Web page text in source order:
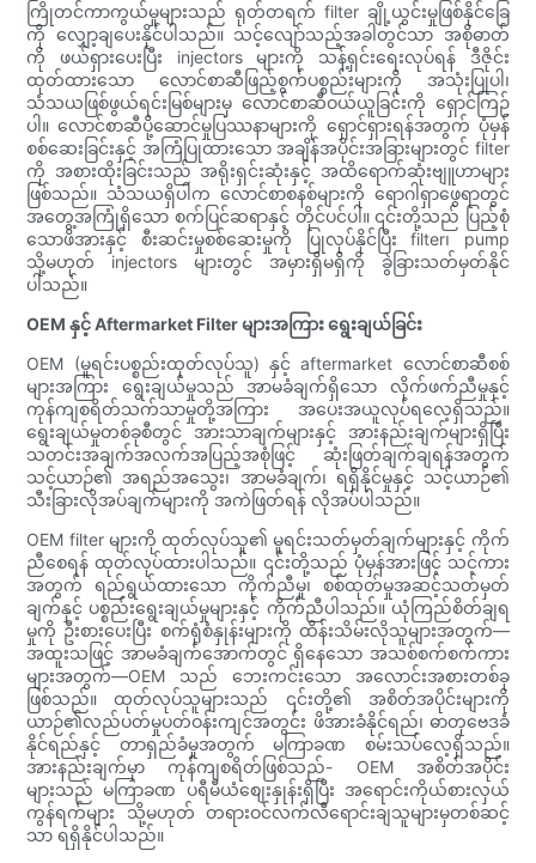
ကြိုတင်ကာကွယ်မှုများသည် ရုတ်တရက် filter ချို့ယွင်းမှုဖြစ်နိုင်ခြေ
ကို လျှော့ချပေးနိုင်ပါသည်။ သင့်လျော်သည့်အခါတွင်သာ အစိုဓာတ်
ကို ဖယ်ရှားပေးပြီး injectors များကို သန့်ရှင်းရေးလုပ်ရန် ဒီဇိုင်း
ထုတ်ထားသော လောင်စာဆီဖြည့်စွက်ပစ္စည်းများကို အသုံးပြုပါ၊
သံသယဖြစ်ဖွယ်ရင်းမြစ်များမှ လောင်စာဆီဝယ်ယူခြင်းကို ရှောင်ကြဉ်
ပါ။ လောင်စာဆီပို့ဆောင်မှုပြဿနာများကို ရှောင်ရှားရန်အတွက် ပုံမှန်
စစ်ဆေးခြင်းနှင့် အကြံပြုထားသော အချိန်အပိုင်းအခြားများတွင် filter
ကို အစားထိုးခြင်းသည် အရိုးရှင်းဆုံးနှင့် အထိရောက်ဆုံးဗျူဟာများ
ဖြစ်သည်။ သံသယရှိပါက လောင်စာစနစ်များကို ရောဂါရှာဖွေရာတွင်
အတွေ့အကြုံရှိသော စက်ပြင်ဆရာနှင့် တိုင်ပင်ပါ။ ၎င်းတို့သည် ပြည့်စုံ
သောဖိအားနှင့် စီးဆင်းမှုစစ်ဆေးမှုကို ပြုလုပ်နိုင်ပြီး filter၊ pump
သို့မဟုတ် injectors များတွင် အမှားရှိမရှိကို ခွဲခြားသတ်မှတ်နိုင်
ပါသည်။
OEM နှင့် Aftermarket Filter များအကြား ရွေးချယ်ခြင်း
OEM (မူရင်းပစ္စည်းထုတ်လုပ်သူ) နှင့် aftermarket လောင်စာဆီစစ်
များအကြား ရွေးချယ်မှုသည် အာမခံချက်ရှိသော လိုက်ဖက်ညီမှုနှင့်
ကုန်ကျစရိတ်သက်သာမှုတို့အကြား အပေးအယူလုပ်ရလေ့ရှိသည်။
ရွေးချယ်မှုတစ်ခုစီတွင် အားသာချက်များနှင့် အားနည်းချက်များရှိပြီး
သတင်းအချက်အလက်အပြည့်အစုံဖြင့် ဆုံးဖြတ်ချက်ချရန်အတွက်
သင့်ယာဉ်၏ အရည်အသွေး၊ အာမခံချက်၊ ရရှိနိုင်မှုနှင့် သင့်ယာဉ်၏
သီးခြားလိုအပ်ချက်များကို အကဲဖြတ်ရန် လိုအပ်ပါသည်။
OEM filter များကို ထုတ်လုပ်သူ၏ မူရင်းသတ်မှတ်ချက်များနှင့် ကိုက်
ညီစေရန် ထုတ်လုပ်ထားပါသည်။ ၎င်းတို့သည် ပုံမှန်အားဖြင့် သင့်ကား
အတွက် ရည်ရွယ်ထားသော ကိုက်ညီမှု၊ စစ်ထုတ်မှုအဆင့်သတ်မှတ်
ချက်နှင့် ပစ္စည်းရွေးချယ်မှုများနှင့် ကိုက်ညီပါသည်။ ယုံကြည်စိတ်ချရ
မှုကို ဦးစားပေးပြီး စက်ရုံစံနှုန်းများကို ထိန်းသိမ်းလိုသူများအတွက်—
အထူးသဖြင့် အာမခံချက်အောက်တွင် ရှိနေသော အသစ်စက်စက်ကား
များအတွက်—OEM သည် ဘေးကင်းသော အလောင်းအစားတစ်ခု
ဖြစ်သည်။ ထုတ်လုပ်သူများသည် ၎င်းတို့၏ အစိတ်အပိုင်းများကို
ယာဉ်၏လည်ပတ်မှုပတ်ဝန်းကျင်အတွင်း ဖိအားခံနိုင်ရည်၊ ဓာတုဗေဒခံ
နိုင်ရည်နှင့် တာရှည်ခံမှုအတွက် မကြာခဏ စမ်းသပ်လေ့ရှိသည်။
အားနည်းချက်မှာ ကုန်ကျစရိတ်ဖြစ်သည်- OEM အစိတ်အပိုင်း
များသည် မကြာခဏ ပရီမီယံစျေးနှုန်းရှိပြီး အရောင်းကိုယ်စားလှယ်
ကွန်ရက်များ သို့မဟုတ် တရားဝင်လက်လီရောင်းချသူများမှတစ်ဆင့်
သာ ရရှိနိုင်ပါသည်။